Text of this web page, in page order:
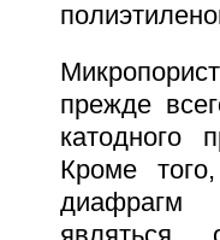
прежде
катодного
Кроме
диафрагм